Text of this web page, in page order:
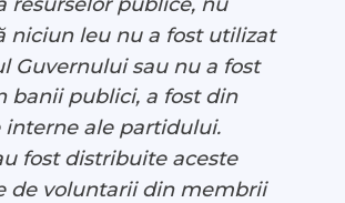
niciun leu nu a fost utilizat
Guvernului sau nu a fost
banii publici, a fost din
interne ale partidului.
fost distribuite aceste
de voluntarii din membrii